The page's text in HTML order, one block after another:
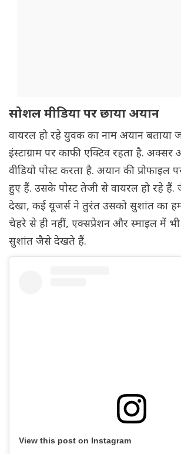
सोशल मीडिया पर छाया अयान
वायरल हो रहे युवक का नाम अयान बताया
इंस्टाग्राम पर काफी एक्टिव रहता है. अक्सर
वीडियो पोस्ट करता है. अयान की प्रोफाइल
हुए हैं. उसके पोस्ट तेजी से वायरल हो रहे हैं.
देखा, कई यूजर्स ने तुरंत उसको सुशांत का
चेहरे से ही नहीं, एक्सप्रेशन और स्माइल में
सुशांत जैसे देखते हैं.
View this post on Instagram